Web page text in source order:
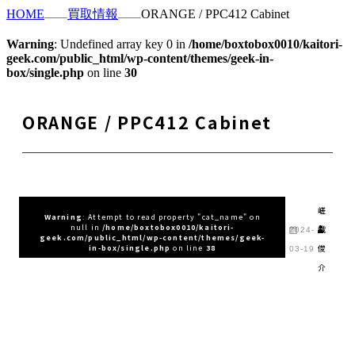
HOME 買取情報 ORANGE / PPC412 Cabinet
Warning: Undefined array key 0 in /home/boxtobox0010/kaitori-
geek.com/public_html/wp-content/themes/geek-in-
box/single.php on line 30
ORANGE / PPC412 Cabinet
Warning: Attempt to read property "cat_name" on
null in/home/boxtobox0010/kaitori-
geek.com/public_html/wp-content/themes/geek-
in-box/single.php on line 38
2024-
03-19
嵯
峨
俊
介